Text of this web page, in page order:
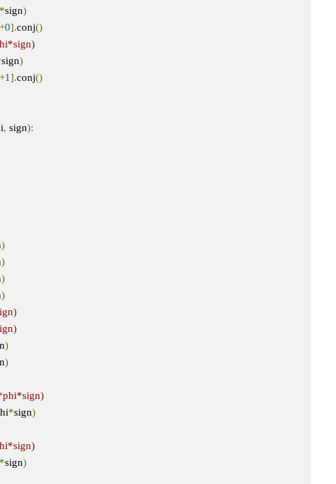
*sign)
+0].conj()
sign)
+1].conj()
, sign):
)
)
)
)
)
)
*sign)
*sign)